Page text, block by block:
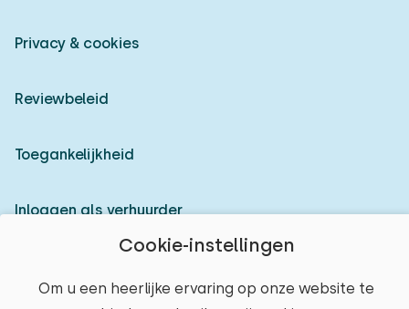
Cookie-instellingen
Om u een heerlijke ervaring op onze website te
Privacy & cookies
Reviewbeleid
Toegankelijkheid
Inloggen als verhuurder